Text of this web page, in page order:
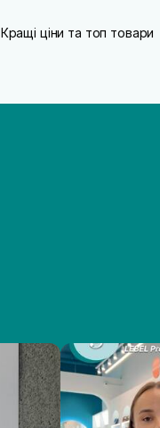
Кращі ціни та топ товари